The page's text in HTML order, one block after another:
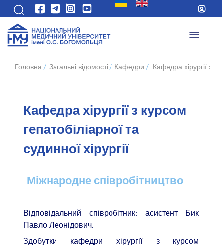
Головна / Загальні відомості / Кафедри / Кафедра хірургії з
Кафедра хірургії з курсом
гепатобіліарної та
судинної хірургії
Міжнародне співробітництво
Відповідальний співробітник: асистент Бик
Павло Леонідович.
Здобутки кафедри хірургії з курсом